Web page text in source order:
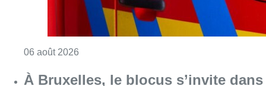
06 août 2026
À Bruxelles, le blocus s’invite dans